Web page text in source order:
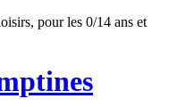
pour les 0/14 ans et